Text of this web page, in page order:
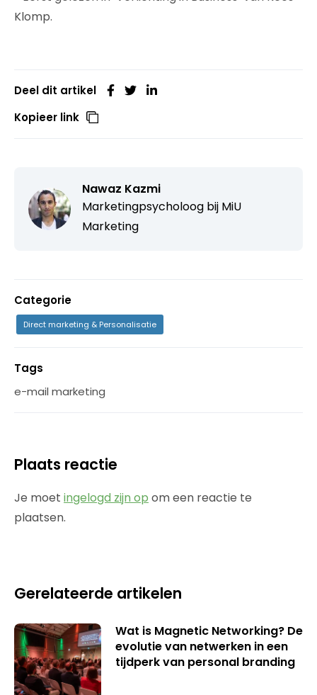
Klomp.
Deel dit artikel
Kopieer link
Nawaz Kazmi
Marketingpsycholoog bij MiU
Marketing
Categorie
Direct marketing & Personalisatie
Tags
e-mail marketing
Plaats reactie
Je moet ingelogd zijn op om een reactie te
plaatsen.
Gerelateerde artikelen
Wat is Magnetic Networking? De
evolutie van netwerken in een
tijdperk van personal branding